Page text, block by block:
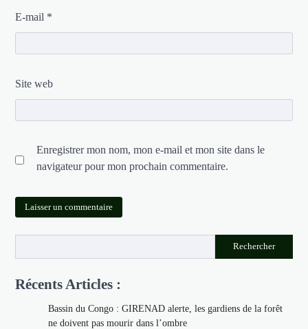
E-mail *
Site web
Enregistrer mon nom, mon e-mail et mon site dans le
navigateur pour mon prochain commentaire.
Rechercher
Récents Articles :
Bassin du Congo : GIRENAD alerte, les gardiens de la forêt
ne doivent pas mourir dans l’ombre